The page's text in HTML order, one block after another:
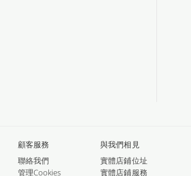
顧客服務
聯絡我們
管理Cookies
與我們相見
實體店鋪位址
實體店鋪服務